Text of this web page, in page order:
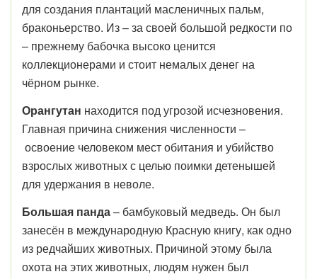
для создания плантаций масленичных пальм,
браконьерство. Из – за своей большой редкости по
– прежнему бабочка высоко ценится
коллекционерами и стоит немалых денег на
чёрном рынке.
Орангутан находится под угрозой исчезновения.
Главная причина снижения численности –
освоение человеком мест обитания и убийство
взрослых животных с целью поимки детенышей
для удержания в неволе.
Большая панда– бамбуковый медведь. Он был
занесён в международную Красную книгу, как одно
из редчайших животных. Причиной этому была
охота на этих животных, людям нужен был